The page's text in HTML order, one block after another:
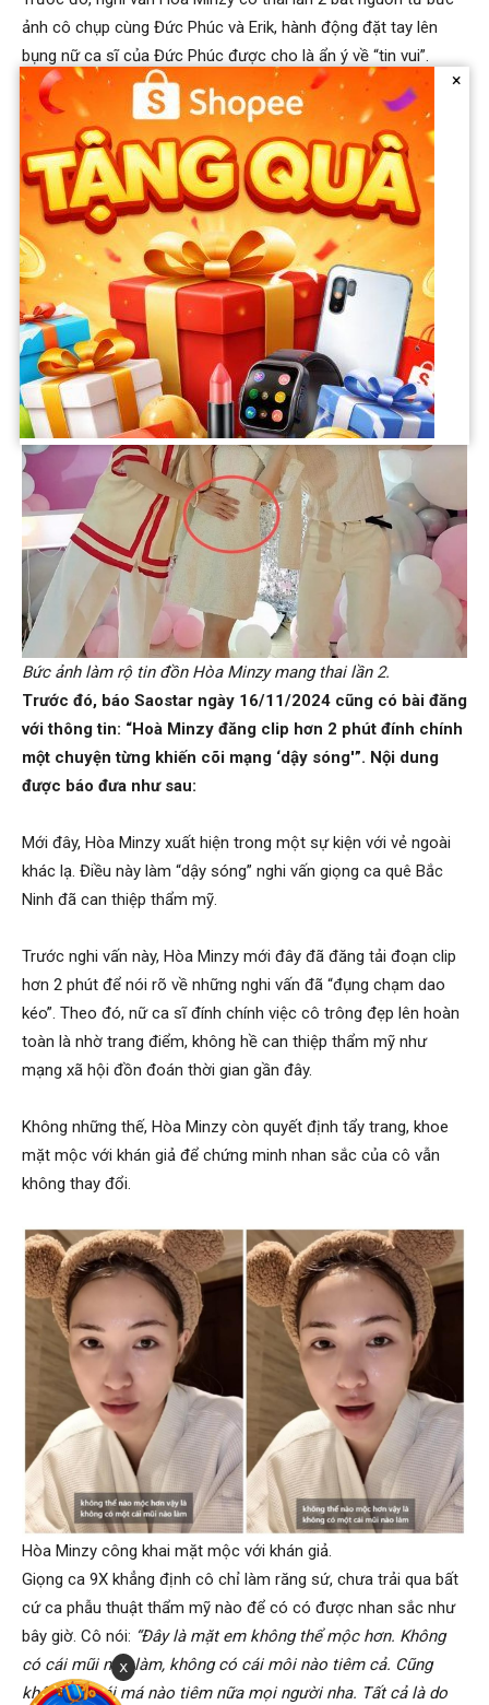
ảnh cô chụp cùng Đức Phúc và Erik, hành động đặt tay lên
bụng nữ ca sĩ của Đức Phúc được cho là ẩn ý về “tin vui”.
Song, sự tình vỡ lẽ ra chỉ là hiểu lầm, bởi bức ảnh trên thực
chất đã là ảnh cũ từ năm 2022. Do đó, trong sự kiện vừa qua,
câu nói trách móc của Hòa Minzy dành cho Đức Phúc chính
từ đây mà ra!
Bức ảnh làm rộ tin đồn Hòa Minzy mang thai lần 2.
Trước đó, báo Saostar ngày 16/11/2024 cũng có bài đăng
với thông tin: “Hoà Minzy đăng clip hơn 2 phút đính chính
một chuyện từng khiến cõi mạng ‘dậy sóng'”. Nội dung
được báo đưa như sau:
Mới đây, Hòa Minzy xuất hiện trong một sự kiện với vẻ ngoài
khác lạ. Điều này làm “dậy sóng” nghi vấn giọng ca quê Bắc
Ninh đã can thiệp thẩm mỹ.
Trước nghi vấn này, Hòa Minzy mới đây đã đăng tải đoạn clip
hơn 2 phút để nói rõ về những nghi vấn đã “đụng chạm dao
kéo”. Theo đó, nữ ca sĩ đính chính việc cô trông đẹp lên hoàn
toàn là nhờ trang điểm, không hề can thiệp thẩm mỹ như
mạng xã hội đồn đoán thời gian gần đây.
Không những thế, Hòa Minzy còn quyết định tẩy trang, khoe
mặt mộc với khán giả để chứng minh nhan sắc của cô vẫn
không thay đổi.
Hòa Minzy công khai mặt mộc với khán giả.
Giọng ca 9X khẳng định cô chỉ làm răng sứ, chưa trải qua bất
cứ ca phẫu thuật thẩm mỹ nào để có có được nhan sắc như
bây giờ. Cô nói: “Đây là mặt em không thể mộc hơn. Không
có cái mũi nào làm, không có cái môi nào tiêm cả. Cũng
không có cái má nào tiêm nữa mọi người nha. Tất cả là do
x
×